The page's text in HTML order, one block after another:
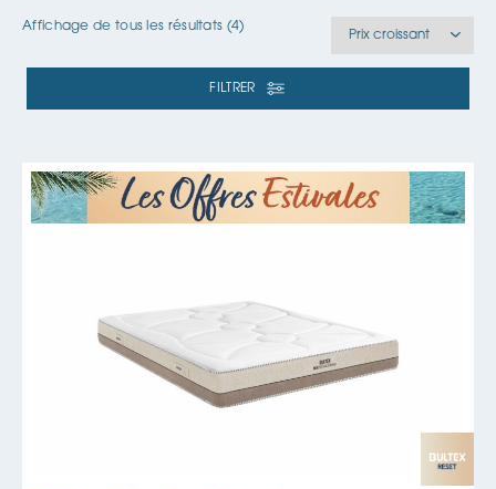
Affichage de tous les résultats (4)
FILTRER